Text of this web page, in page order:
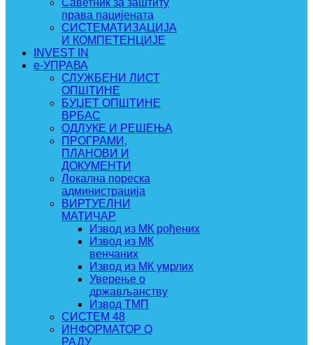
Саветник за заштиту
права пацијената
СИСТЕМАТИЗАЦИЈА
И КОМПЕТЕНЦИЈЕ
INVEST IN
e-УПРАВА
СЛУЖБЕНИ ЛИСТ
ОПШТИНЕ
БУЏЕТ ОПШТИНЕ
ВРБАС
ОДЛУКЕ И РЕШЕЊА
ПРОГРАМИ,
ПЛАНОВИ И
ДОКУМЕНТИ
Локална пореска
администрација
ВИРТУЕЛНИ
МАТИЧАР
Извод из МК рођених
Извод из МК
венчаних
Извод из МК умрлих
Уверење о
држављанству
Извод ТМП
СИСТЕМ 48
ИНФОРМАТОР О
РАДУ